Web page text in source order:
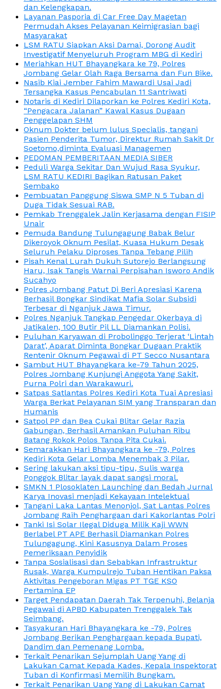
dan Kelengkapan.
Layanan Pasporia di Car Free Day Magetan
Permudah Akses Pelayanan Keimigrasian bagi
Masyarakat
LSM RATU Siapkan Aksi Damai, Dorong Audit
Investigatif Menyeluruh Program MBG di Kediri
Meriahkan HUT Bhayangkara ke 79, Polres
Jombang Gelar Olah Raga Bersama dan Fun Bike.
Nasib Kiai Jember Fahim Mawardi Usai Jadi
Tersangka Kasus Pencabulan 11 Santriwati
Notaris di Kediri Dilaporkan ke Polres Kediri Kota,
“Pengacara Jalanan” Kawal Kasus Dugaan
Penggelapan SHM
Oknum Dokter belum lulus Specialis, tangani
Pasien Penderita Tumor, Direktur Rumah Sakit Dr
Soetomo,diminta Evaluasi Managemen
PEDOMAN PEMBERITAAN MEDIA SIBER
Peduli Warga Sekitar Dan Wujud Rasa Syukur,
LSM RATU KEDIRI Bagikan Ratusan Paket
Sembako
Pembuatan Panggung Siswa SMP N 5 Tuban di
Duga Tidak Sesuai RAB.
Pemkab Trenggalek Jalin Kerjasama dengan FISIP
Unair
Pemuda Bandung Tulungagung Babak Belur
Dikeroyok Oknum Pesilat, Kuasa Hukum Desak
Seluruh Pelaku Diproses Tanpa Tebang Pilih
Pisah Kenal Lurah Dukuh Sutorejo Berlangsung
Haru, Isak Tangis Warnai Perpisahan Isworo Andik
Sucahyo
Polres Jombang Patut Di Beri Apresiasi Karena
Berhasil Bongkar Sindikat Mafia Solar Subsidi
Terbesar di Nganjuk Jawa Timur.
Polres Nganjuk Tangkap Pengedar Okerbaya di
Jatikalen, 100 Butir Pil LL Diamankan Polisi.
Puluhan Karyawan di Probolinggo Terjerat ‘Lintah
Darat’, Aparat Diminta Bongkar Dugaan Praktik
Rentenir Oknum Pegawai di PT Secco Nusantara
Sambut HUT Bhayangkara ke-79 Tahun 2025,
Polres Jombang Kunjungi Anggota Yang Sakit,
Purna Polri dan Warakawuri.
Satpas Satlantas Polres Kediri Kota Tuai Apresiasi
Warga Berkat Pelayanan SIM yang Transparan dan
Humanis
Satpol PP dan Bea Cukai Blitar Gelar Razia
Gabungan, Berhasil Amankan Puluhan Ribu
Batang Rokok Polos Tanpa Pita Cukai.
Semarakkan Hari Bhayangkara ke -79, Polres
Kediri Kota Gelar Lomba Menembak 3 Pilar.
Sering lakukan aksi tipu-tipu, Sulis warga
Ponggok Blitar layak dapat sangsi moral.
SMKN 1 Plosoklaten Launching dan Bedah Jurnal
Karya Inovasi menjadi Kekayaan Intelektual
Tangani Laka Lantas Menonjol, Sat Lantas Polres
Jombang Raih Penghargaan dari Kakorlantas Polri
Tanki Isi Solar Ilegal Diduga Milik Kaji WWN
Berlabel PT APE Berhasil Diamankan Polres
Tulungagung, Kini Kasusnya Dalam Proses
Pemeriksaan Penyidik
Tanpa Sosialisasi dan Sebabkan Infrastruktur
Rusak, Warga Kumpulrejo Tuban Hentikan Paksa
Aktivitas Pengeboran Migas PT TGE KSO
Pertamina EP
Target Pendapatan Daerah Tak Terpenuhi, Belanja
Pegawai di APBD Kabupaten Trenggalek Tak
Seimbang.
Tasyakuran Hari Bhayangkara ke -79, Polres
Jombang Berikan Penghargaan kepada Bupati,
Dandim dan Pemenang Lomba.
Terkait Penarikan Sejumplah Uang Yang di
Lakukan Camat Kepada Kades, Kepala Inspektorat
Tuban di Konfirmasi Memilih Bungkam.
Terkait Penarikan Uang Yang di Lakukan Camat